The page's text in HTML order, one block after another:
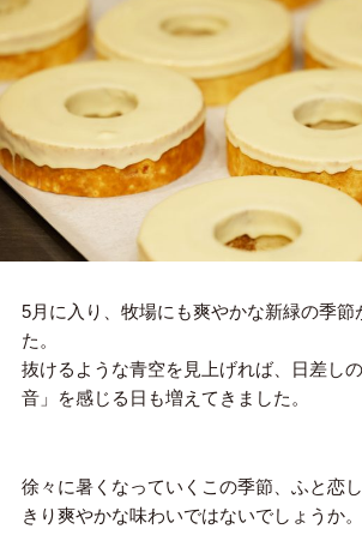
5月に入り、牧場にも爽やかな新緑の季節
た。
抜けるような青空を見上げれば、日差し
音」を感じる日も増えてきました。
徐々に暑くなっていくこの季節、ふと恋
きり爽やかな味わいではないでしょうか。